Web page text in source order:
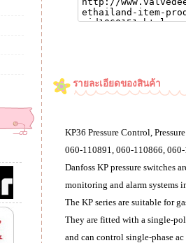
รายละเอียดของสินค้า
KP36 Pressure Control,
060-110891, 060-110866,
Danfoss KP pressure switches
monitoring and alarm systems
The KP series are suitable for
They are fitted with a single-
and can control single-phase